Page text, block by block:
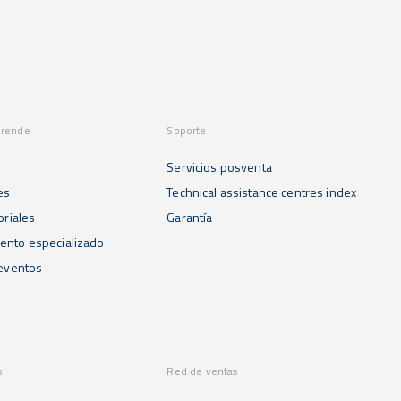
especializado
Soporte
Servicios posventa
Technical assistance centres index
Garantía
Red de ventas